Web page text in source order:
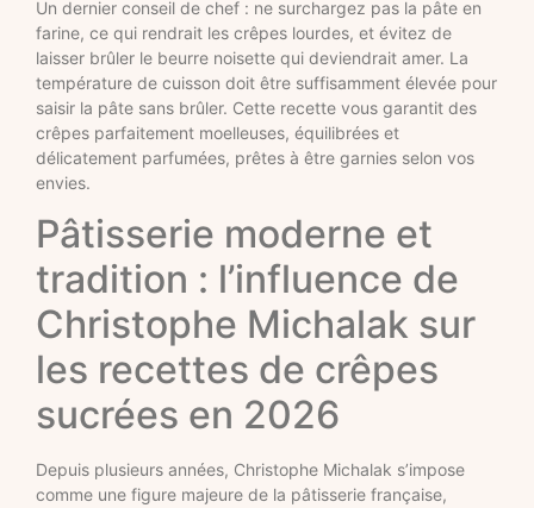
Un dernier conseil de chef : ne surchargez pas la pâte en
farine, ce qui rendrait les crêpes lourdes, et évitez de
laisser brûler le beurre noisette qui deviendrait amer. La
température de cuisson doit être suffisamment élevée pour
saisir la pâte sans brûler. Cette recette vous garantit des
crêpes parfaitement moelleuses, équilibrées et
délicatement parfumées, prêtes à être garnies selon vos
envies.
Pâtisserie moderne et
tradition : l’influence de
Christophe Michalak sur
les recettes de crêpes
sucrées en 2026
Depuis plusieurs années, Christophe Michalak s’impose
comme une figure majeure de la pâtisserie française,